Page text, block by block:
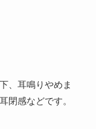
、耳鳴りやめま
閉感などです。